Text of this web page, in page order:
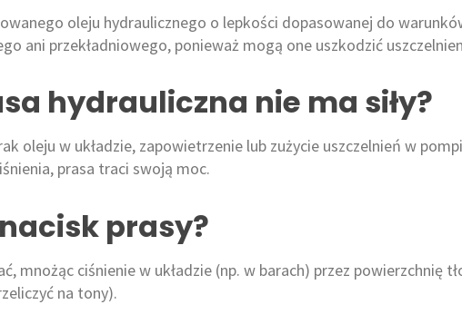
oleju hydraulicznego o lepkości dopasowanej do
ani przekładniowego, ponieważ mogą one uszkodzić
hydrauliczna nie ma siły?
oleju w układzie, zapowietrzenie lub zużycie uszczelnień w
prasa traci swoją moc.
prasy?
mnożąc ciśnienie w układzie (np. w barach) przez powierzchnię
na tony).